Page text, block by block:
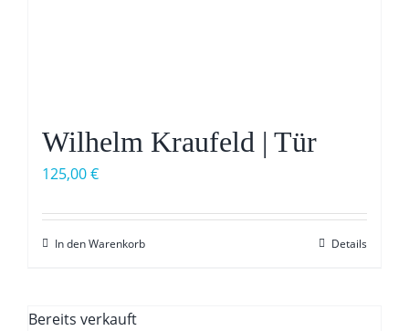
Wilhelm Kraufeld | Tür
125,00€
In den Warenkorb Details
Bereits verkauft